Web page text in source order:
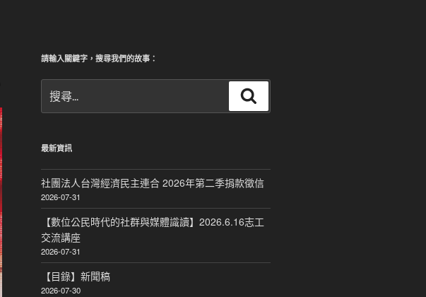
請輸入關鍵字，搜尋我們的故事：
尋
關
字:
尋
最新資訊
社團法人台灣經濟民主連合 2026年第二季捐款徵信
2026-07-31
【數位公民時代的社群與媒體識讀】2026.6.16志工
交流講座
2026-07-31
【目錄】新聞稿
2026-07-30